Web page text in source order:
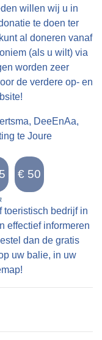
met het
willen wij u in
te doen ter
al doneren vanaf
(als u wilt) via
worden zeer
de verdere op- en
DeeEnAa,
te Joure
toeristisch bedrijf in
effectief informeren
dan de gratis
uw balie, in uw